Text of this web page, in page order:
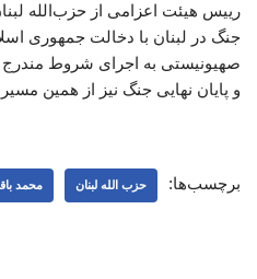
رییس هیئت اعزامی از حزب‌الله
جنگ در لبنان با دخالت جمهوری
صهیونیستی به اجرای شروط
و پایان نهایی جنگ نیز از همین
برچسب‌ها: حزب الله لبنان محمد